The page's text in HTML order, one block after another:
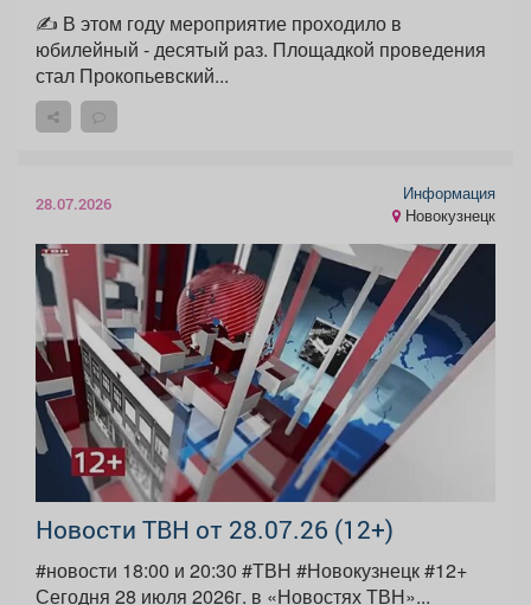
✍️ В этом году мероприятие проходило в
юбилейный - десятый раз. Площадкой проведения
стал Прокопьевский...
28.07.2026
Информация
Новокузнецк
Новости ТВН от 28.07.26 (12+)
#новости 18:00 и 20:30 #ТВН #Новокузнецк #12+
Сегодня 28 июля 2026г. в «Новостях ТВН»...